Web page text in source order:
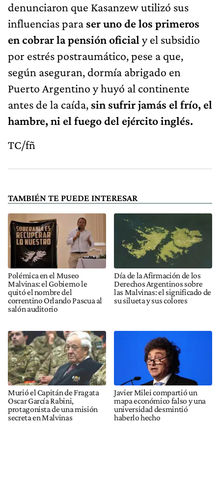
denunciaron que Kasanzew utilizó sus
influencias para ser uno de los primeros
en cobrar la pensión oficial y el subsidio
por estrés postraumático, pese a que,
según aseguran, dormía abrigado en
Puerto Argentino y huyó al continente
antes de la caída, sin sufrir jamás el frío, el
hambre, ni el fuego del ejército inglés.
TC/fñ
TAMBIÉN TE PUEDE INTERESAR
Polémica en el Museo
Malvinas: el Gobierno le
quitó el nombre del
correntino Orlando Pascua al
salón auditorio
Día de la Afirmación de los
Derechos Argentinos sobre
las Malvinas: el significado de
su silueta y sus colores
Murió el Capitán de Fragata
Oscar García Rabini,
protagonista de una misión
secreta en Malvinas
Javier Milei compartió un
mapa económico falso y una
universidad desmintió
haberlo hecho